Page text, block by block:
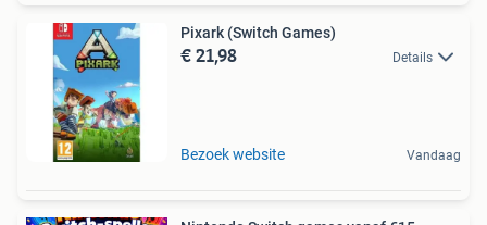
Pixark (Switch Games)
€ 21,98 Details
Bezoek website Vandaag